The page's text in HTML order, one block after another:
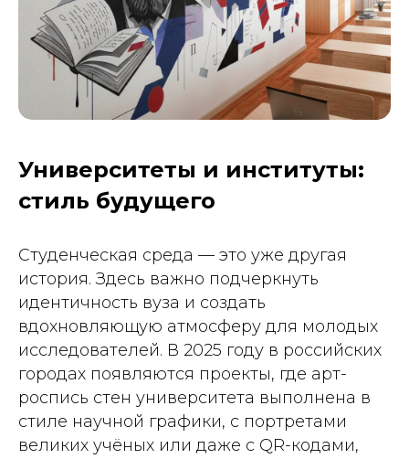
Университеты и институты:
стиль будущего
Студенческая среда — это уже другая
история. Здесь важно подчеркнуть
идентичность вуза и создать
вдохновляющую атмосферу для молодых
исследователей. В 2025 году в российских
городах появляются проекты, где арт-
роспись стен университета выполнена в
стиле научной графики, с портретами
великих учёных или даже с QR-кодами,